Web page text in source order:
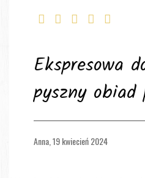
Ekspresowa
pyszny obiad
Anna,19 kwiecień 2024